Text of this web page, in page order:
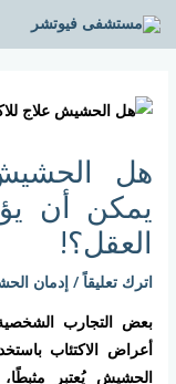
تخطي
إلى
هل
يمكن أن
العقل؟!
اترك تعليقاً /إدمان
بعض التجارب
أعراض الاكتئاب
الحشيش يُعتبر
navigation